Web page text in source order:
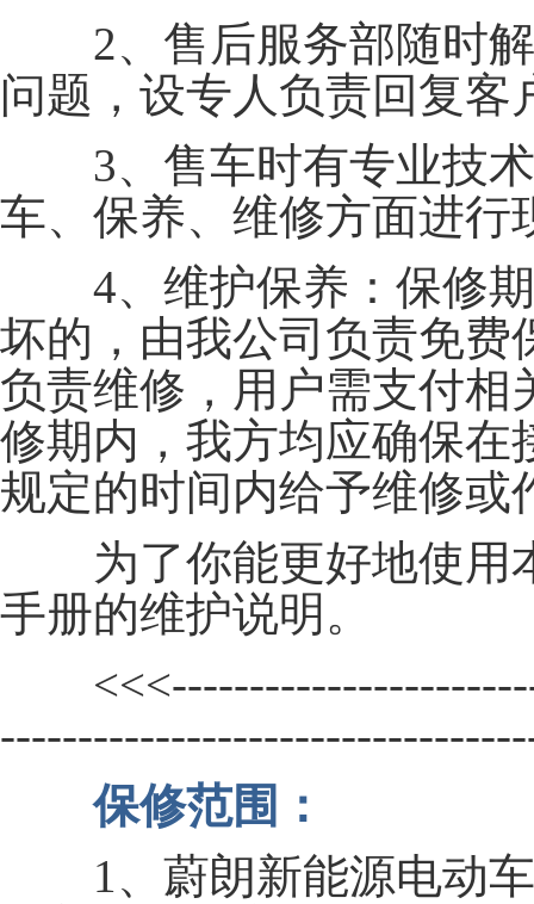
2、售后服务部随时解
问题，设专人负责回复客
3、售车时有专业技术
车、保养、维修方面进行
4、维护保养：保修期
坏的，由我公司负责免费
负责维修，用户需支付相
修期内，我方均应确保在
规定的时间内给予维修或
为了你能更好地使用
手册的维护说明。
保修范围：
1、蔚朗新能源电动车